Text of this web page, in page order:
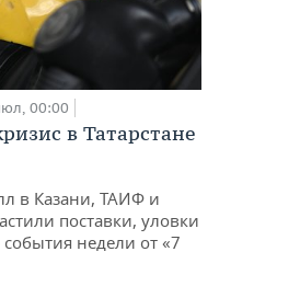
00:00
в Татарстане
в Казани, ТАИФ и
поставки, уловки
недели от «7